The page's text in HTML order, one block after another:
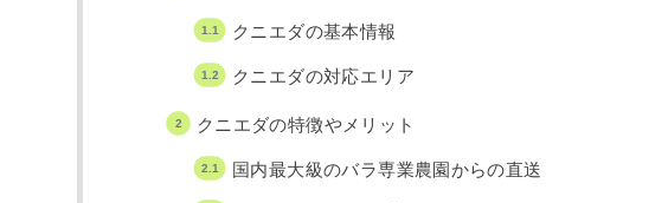
クニエダの基本情報
クニエダの対応エリア
クニエダの特徴やメリット
国内最大級のバラ専業農園からの直送